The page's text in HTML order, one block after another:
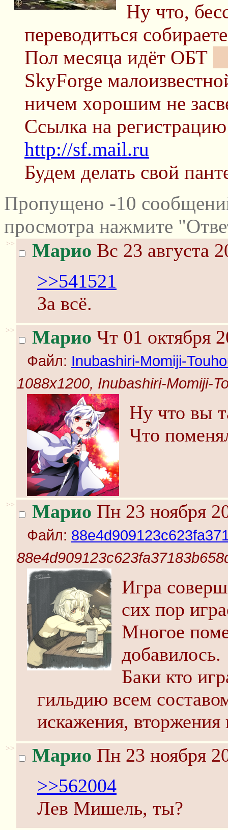
Ну что,
переводиться
Пол месяца идёт ОБТ
SkyForge
ничем хорошим не
Сcылка на
http://sf.mail.ru
Будем делать свой
Пропущено -10
просмотра нажмите
>> Марио Вс 23 августа
>>541521
За всё.
>> Марио Чт 01 октября
Файл: Inubashiri-Momiji-
1088x1200, Inubashiri-Momiji-
Ну что вы
Что
>> Марио Пн 23 ноября
Файл:
Игра
сих пор
Многое
добавилось.
Баки кто
гильдию всем
искажения,
>> Марио Пн 23 ноября
>>562004
Лев Мишель, ты?